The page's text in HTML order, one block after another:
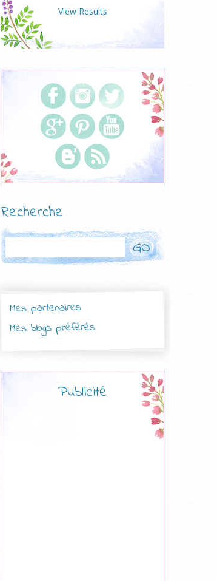
View Results
Recherche
Mes partenaires
Mes blogs préférés
Publicité